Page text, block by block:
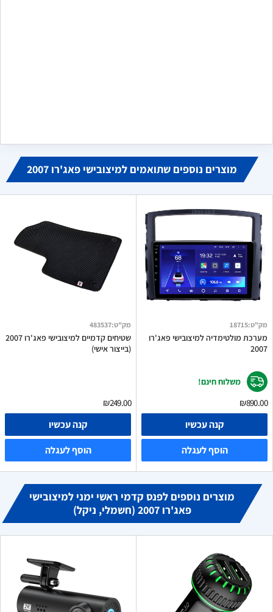
מוצרים נוספים שתואמים למיצובישי פאג'רו 2007
מק"ט:
483537
שטיחים קדמיים למיצובישי פאג'רו 2007
(בייצור אישי)
₪249.00
קנה עכשיו
הוסף לעגלה
מק"ט:
18715
מערכת מולטימדיה למיצובישי פאג'רו
2007
משלוח חינם!
₪890.00
קנה עכשיו
הוסף לעגלה
מוצרים נוספים לפנס קדמי ראשי ימני למיצובישי
פאג'רו 2007 (חשמלי, ניקל)